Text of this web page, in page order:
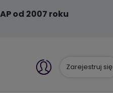
od 2007 roku
Zarejestruj się